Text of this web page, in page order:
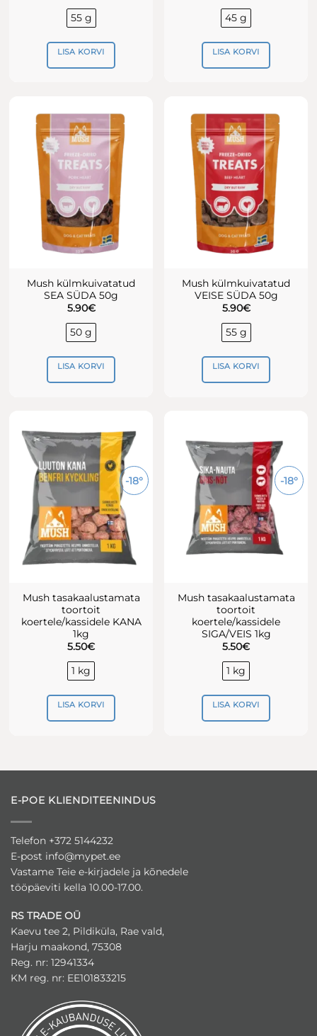
55 g
LISA KORVI
45 g
LISA KORVI
Mush külmkuivatatud
SEA SÜDA 50g
5.90€
50 g
LISA KORVI
Mush külmkuivatatud
VEISE SÜDA 50g
5.90€
55 g
LISA KORVI
-18°
Mush tasakaalustamata
toortoit
koertele/kassidele KANA
1kg
5.50€
1 kg
LISA KORVI
-18°
Mush tasakaalustamata
toortoit
koertele/kassidele
SIGA/VEIS 1kg
5.50€
1 kg
LISA KORVI
E-POE KLIENDITEENINDUS
Telefon +372 5144232
E-post info@mypet.ee
Vastame Teie e-kirjadele ja kõnedele
tööpäeviti kella 10.00-17.00.
RS TRADE OÜ
Kaevu tee 2, Pildiküla, Rae vald,
Harju maakond, 75308
Reg. nr: 12941334
KM reg. nr: EE101833215